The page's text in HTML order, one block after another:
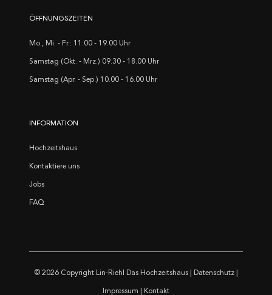
ÖFFNUNGSZEITEN
Mo., Mi. - Fr.: 11.00 - 19.00 Uhr
Samstag (Okt. - Mrz.) 09.30 - 18.00 Uhr
Samstag (Apr. - Sep.) 10.00 - 16.00 Uhr
INFORMATION
Hochzeitshaus
Kontaktiere uns
Jobs
FAQ
© 2026 Copyright Lin-Riehl Das Hochzeitshaus Datenschutz
Impressum Kontakt